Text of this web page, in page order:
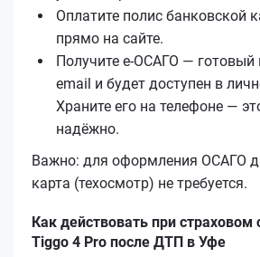
Оплатите полис банковской
прямо на сайте.
Получите е‑ОСАГО — готовый
email и будет доступен в
Храните его на телефоне —
надёжно.
Важно: для оформления ОСАГО
карта (техосмотр) не требуется.
Как действовать при страховом
Tiggo 4 Pro после ДТП в Уфе